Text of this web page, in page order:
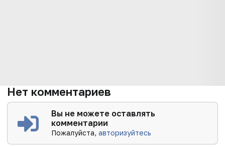
Нет комментариев
Вы не можете оставлять
комментарии
Пожалуйста,авторизуйтесь